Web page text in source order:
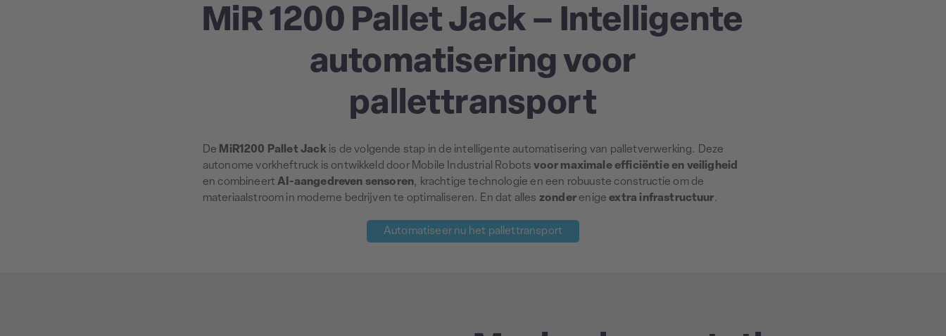
MiR 1200 Pallet Jack – Intelligente
automatisering voor
pallettransport
De MiR1200 Pallet Jackis de volgende stap in de intelligente automatisering van palletverwerking. Deze
autonome vorkheftruck is ontwikkeld door Mobile Industrial Robotsvoor maximale efficiëntie en veiligheid
en combineertAI-aangedreven sensoren, krachtige technologie en een robuuste constructie om de
materiaalstroom in moderne bedrijven te optimaliseren. En dat alles zonderenigeextra infrastructuur.
Automatiseer nu het pallettransport